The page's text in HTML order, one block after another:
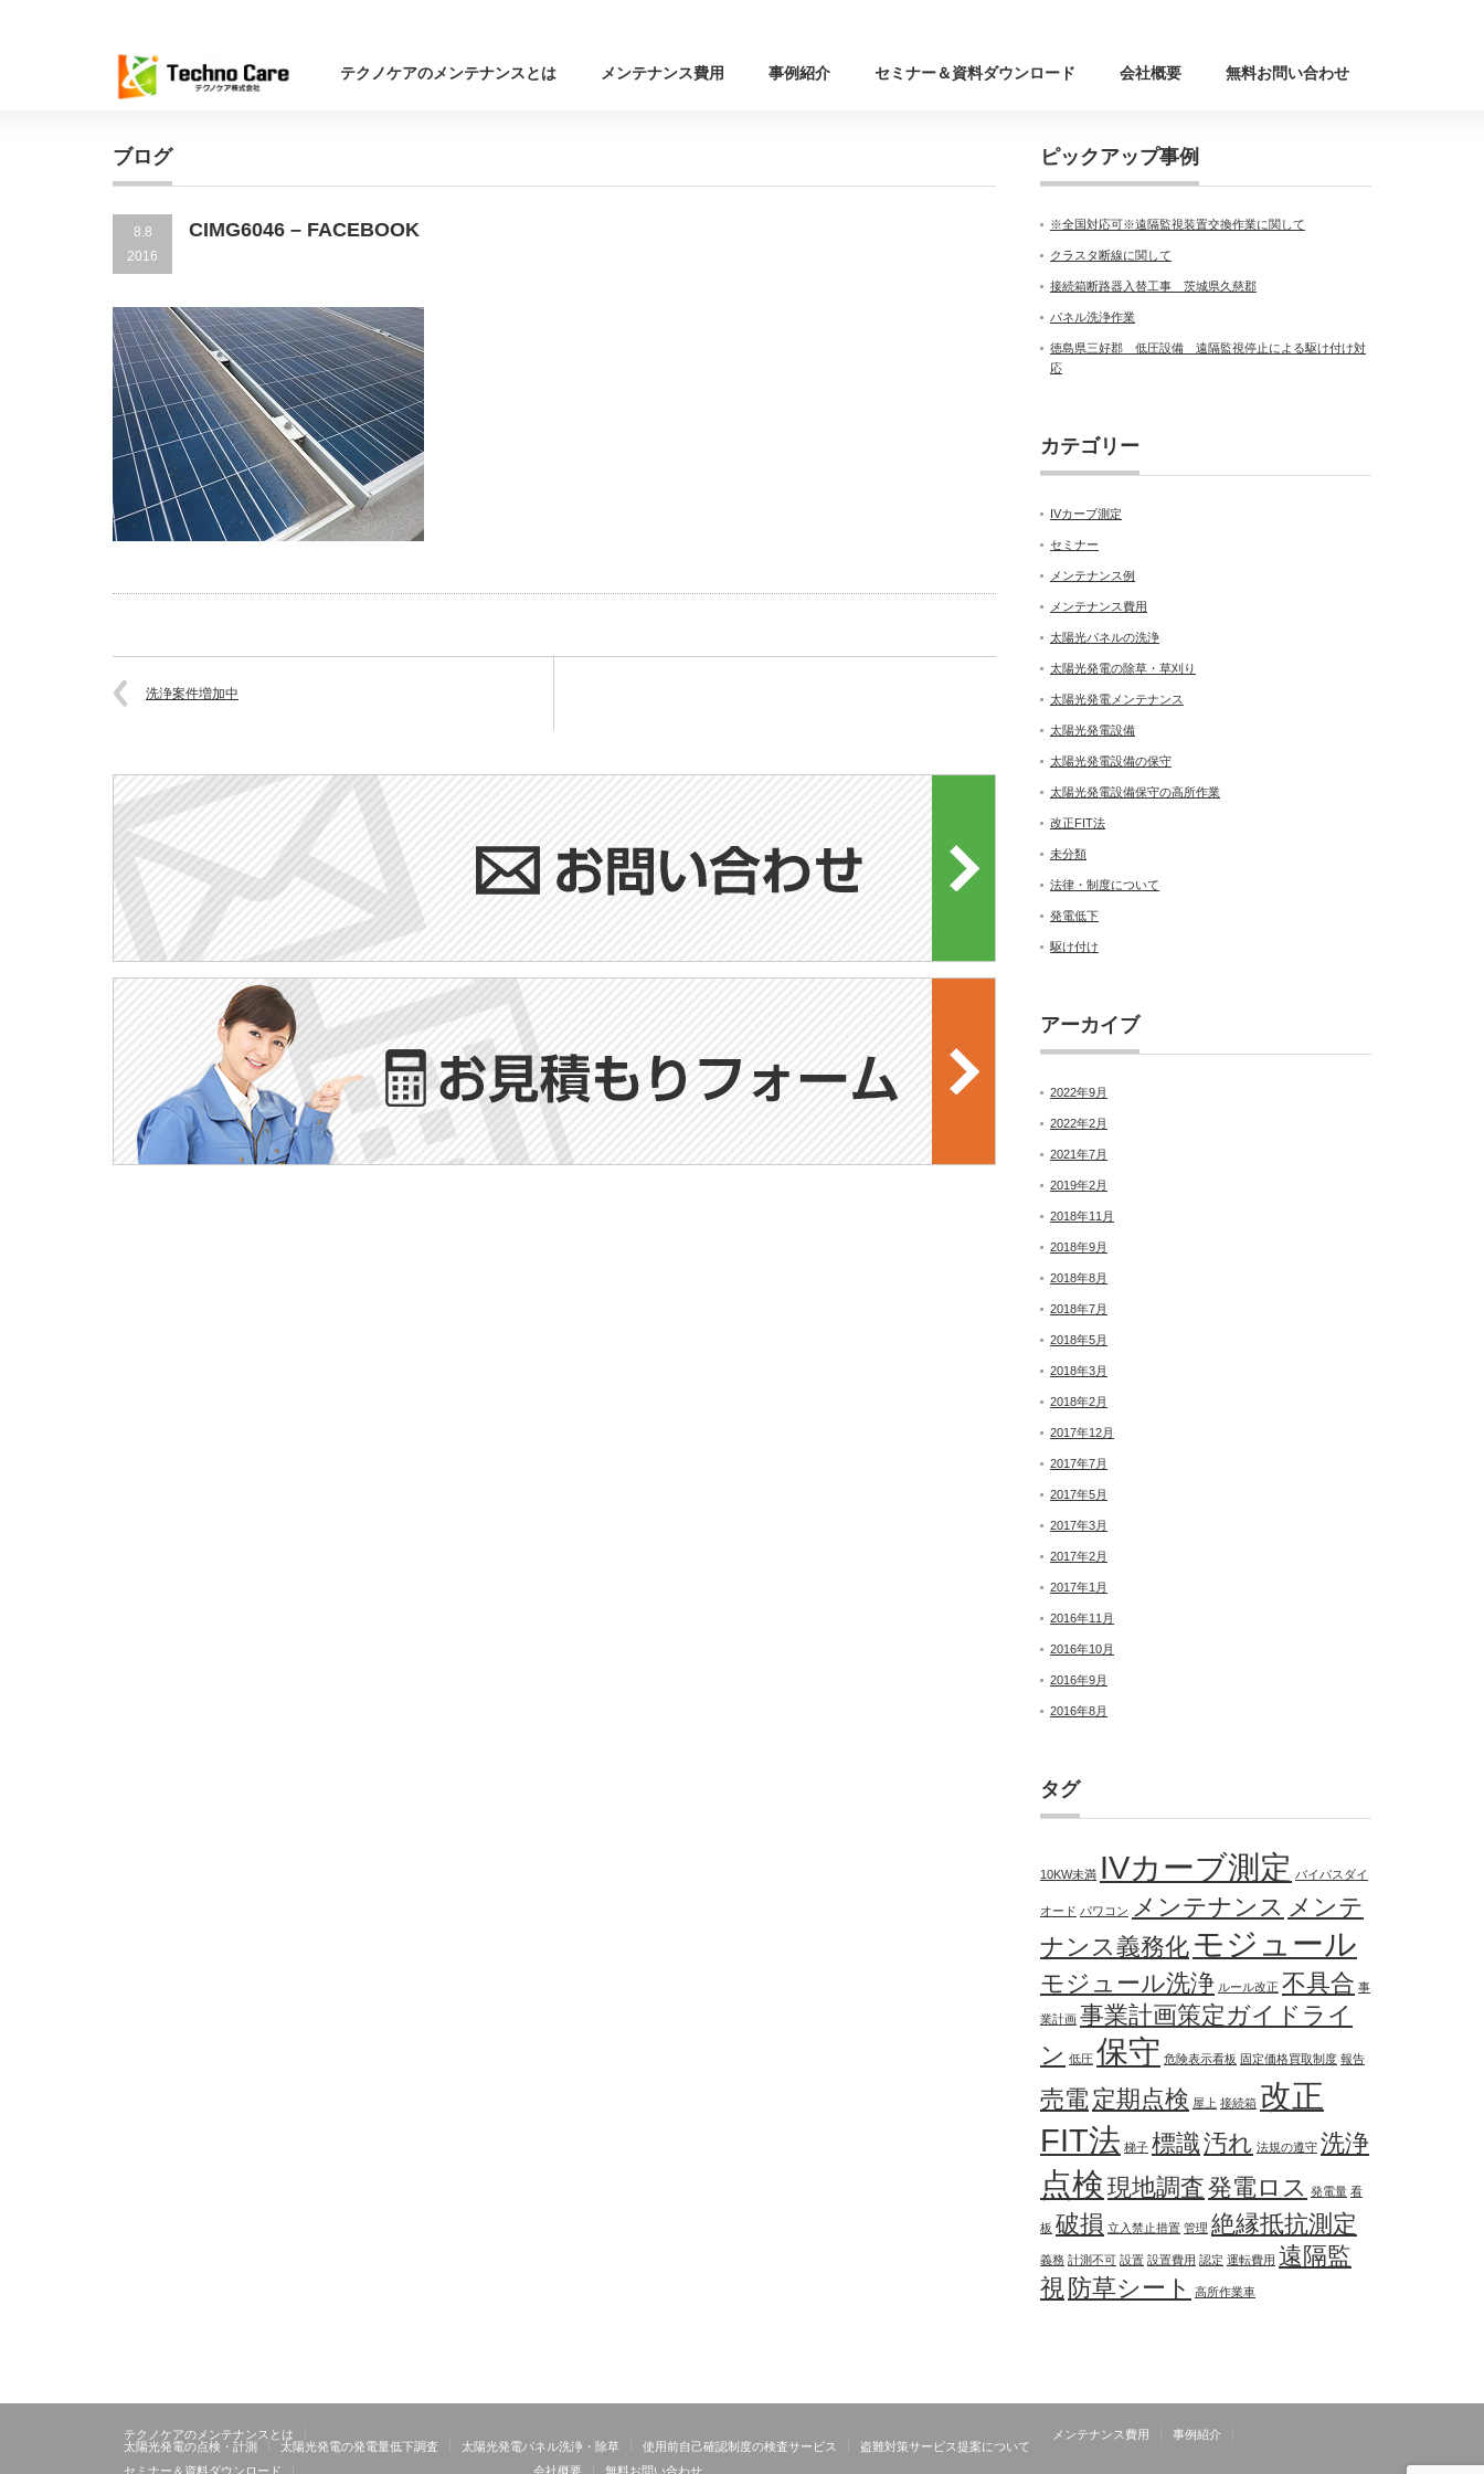
テクノケアのメンテナンスとは メンテナンス費用 事例紹介 セミナー＆資料ダウンロード 会社概要 無料お問い合わせ
ブログ
8.8
2016
CIMG6046 – FACEBOOK
洗浄案件増加中
ピックアップ事例
※全国対応可※遠隔監視装置交換作業に関して
クラスタ断線に関して
接続箱断路器入替工事 茨城県久慈郡
パネル洗浄作業
徳島県三好郡 低圧設備 遠隔監視停止による駆け付け対
応
カテゴリー
IVカーブ測定
セミナー
メンテナンス例
メンテナンス費用
太陽光パネルの洗浄
太陽光発電の除草・草刈り
太陽光発電メンテナンス
太陽光発電設備
太陽光発電設備の保守
太陽光発電設備保守の高所作業
改正FIT法
未分類
法律・制度について
発電低下
駆け付け
アーカイブ
2022年9月
2022年2月
2021年7月
2019年2月
2018年11月
2018年9月
2018年8月
2018年7月
2018年5月
2018年3月
2018年2月
2017年12月
2017年7月
2017年5月
2017年3月
2017年2月
2017年1月
2016年11月
2016年10月
2016年9月
2016年8月
タグ
10KW未満 IVカーブ測定 バイパスダイ
オード パワコン メンテナンス メンテ
ナンス義務化 モジュール
モジュール洗浄 ルール改正 不具合 事
業計画 事業計画策定ガイドライ
ン 低圧 保守 危険表示看板 固定価格買取制度 報告
売電定期点検 屋上 接続箱 改正
FIT法 梯子 標識汚れ 法規の遵守 洗浄
点検 現地調査発電ロス 発電量 看
板 破損 立入禁止措置 管理 絶縁抵抗測定
義務 計測不可 設置 設置費用 認定 運転費用 遠隔監
視 防草シート 高所作業車
テクノケアのメンテナンスとは
太陽光発電の点検・計測
太陽光発電の発電量低下調査 太陽光発電パネル洗浄・除草 使用前自己確認制度の検査サービス 盗難対策サービス提案について
メンテナンス費用 事例紹介
セミナー＆資料ダウンロード 会社概要 無料お問い合わせ